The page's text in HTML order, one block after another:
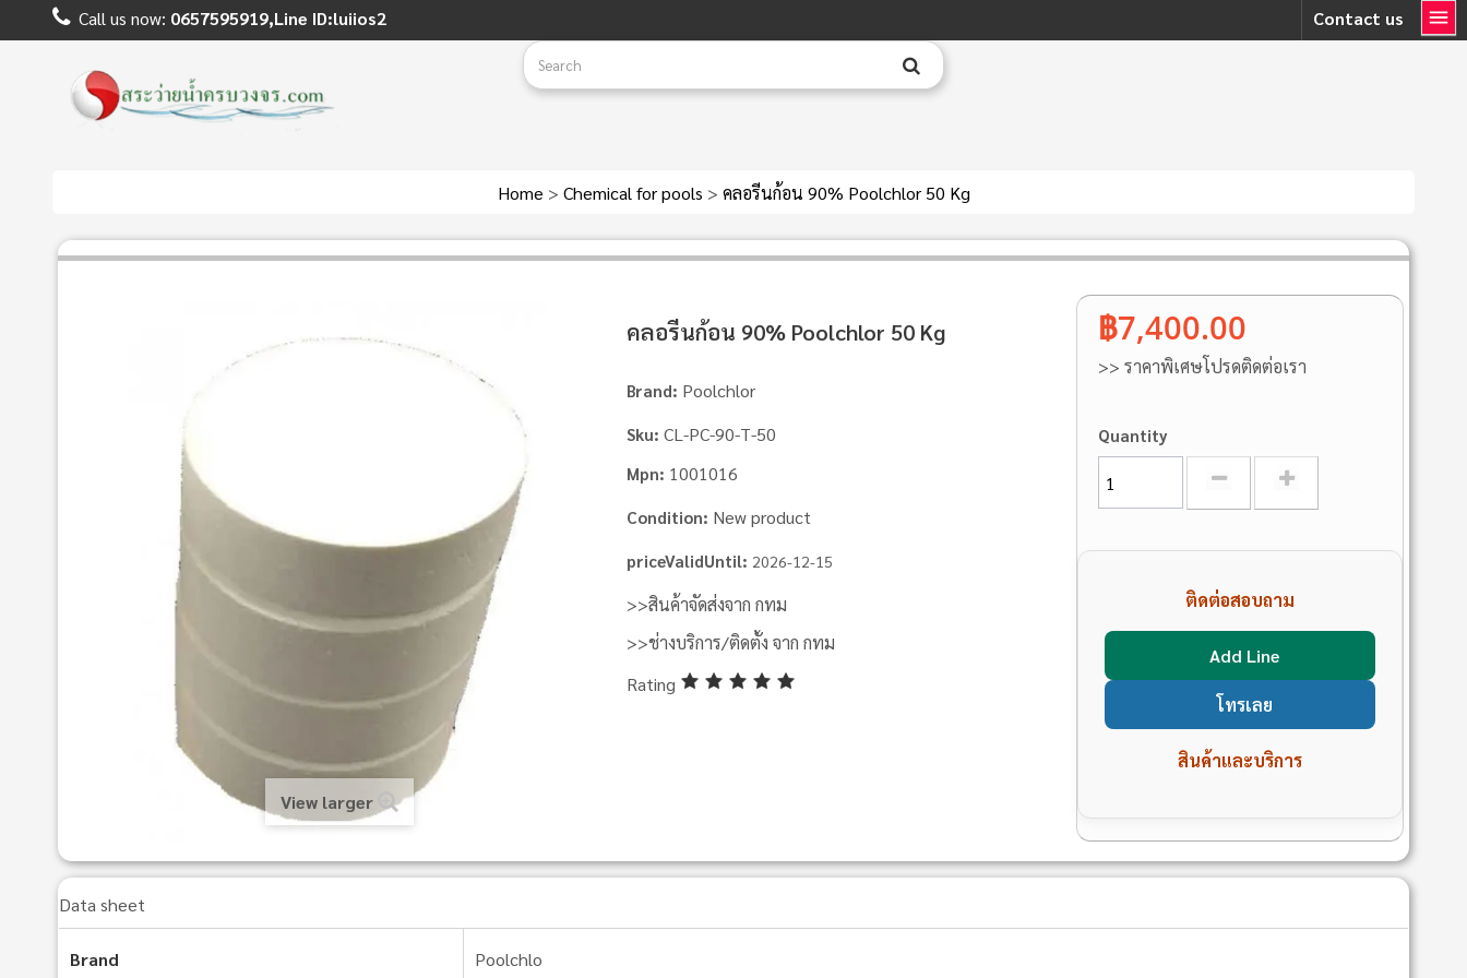
Contact us
Call us now: 0657595919,Line ID:luiios2
Home > Chemical for pools > คลอรีนก้อน 90% Poolchlor 50 Kg
View larger
คลอรีนก้อน 90% Poolchlor 50 Kg
Brand: Poolchlor
Sku: CL‐PC‐90‐T‐50
Mpn: 1001016
Condition: New product
priceValidUntil: 2026-12-15
>>สินค้าจัดส่งจาก กทม
>>ช่างบริการ/ติดตั้ง จาก กทม
Rating
฿7,400.00
>> ราคาพิเศษโปรดติดต่อเรา
Quantity
ติดต่อสอบถาม
Add Line
โทรเลย
สินค้าและบริการ
Data sheet
Brand Poolchlo